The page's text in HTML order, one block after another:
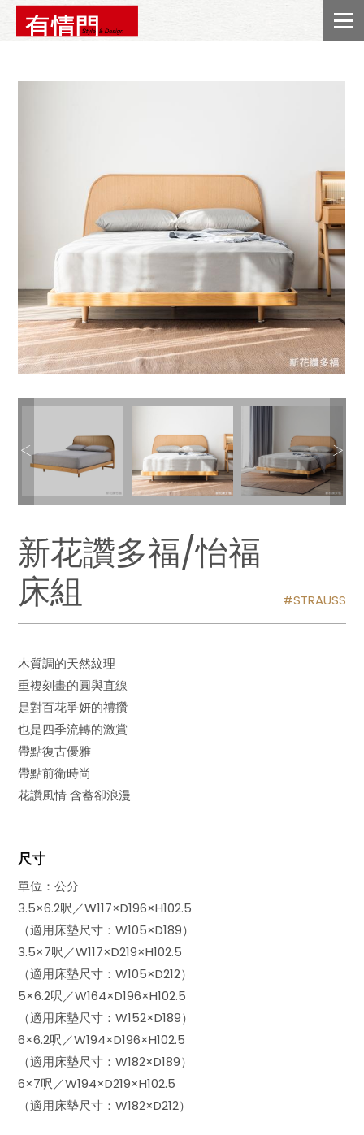
新花讚多福/怡福
床組
STRAUSS
木質調的天然紋理
重複刻畫的圓與直線
是對百花爭妍的禮攢
也是四季流轉的激賞
帶點復古優雅
帶點前衛時尚
花讚風情 含蓄卻浪漫
尺寸
單位：公分
3.5×6.2呎／W117×D196×H102.5
（適用床墊尺寸：W105×D189）
3.5×7呎／W117×D219×H102.5
（適用床墊尺寸：W105×D212）
5×6.2呎／W164×D196×H102.5
（適用床墊尺寸：W152×D189）
6×6.2呎／W194×D196×H102.5
（適用床墊尺寸：W182×D189）
6×7呎／W194×D219×H102.5
（適用床墊尺寸：W182×D212）